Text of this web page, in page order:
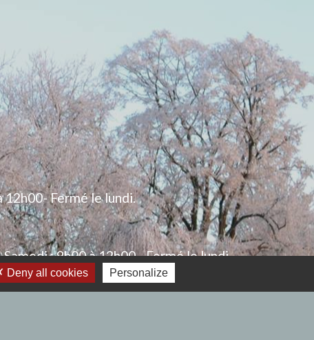
12h00- Fermé le lundi.
: 9h00 à 12h00 - Fermé le lundi.
Deny all cookies Personalize